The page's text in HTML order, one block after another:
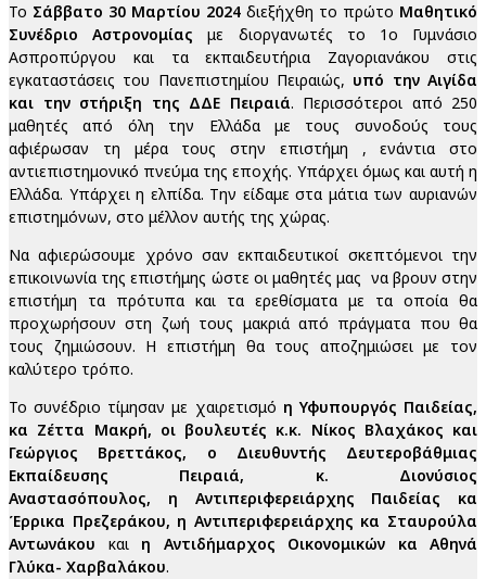
Το Σάββατο 30 Μαρτίου 2024 διεξήχθη το πρώτο Μαθητικό
Συνέδριο Αστρονομίας με διοργανωτές το 1ο Γυμνάσιο
Ασπροπύργου και τα εκπαιδευτήρια Ζαγοριανάκου στις
εγκαταστάσεις του Πανεπιστημίου Πειραιώς, υπό την Αιγίδα
και την στήριξη της ΔΔΕ Πειραιά. Περισσότεροι από 250
μαθητές από όλη την Ελλάδα με τους συνοδούς τους
αφιέρωσαν τη μέρα τους στην επιστήμη , ενάντια στο
αντιεπιστημονικό πνεύμα της εποχής. Υπάρχει όμως και αυτή η
Ελλάδα. Υπάρχει η ελπίδα. Την είδαμε στα μάτια των αυριανών
επιστημόνων, στο μέλλον αυτής της χώρας.
Να αφιερώσουμε χρόνο σαν εκπαιδευτικοί σκεπτόμενοι την
επικοινωνία της επιστήμης ώστε οι μαθητές μας να βρουν στην
επιστήμη τα πρότυπα και τα ερεθίσματα με τα οποία θα
προχωρήσουν στη ζωή τους μακριά από πράγματα που θα
τους ζημιώσουν. Η επιστήμη θα τους αποζημιώσει με τον
καλύτερο τρόπο.
Το συνέδριο τίμησαν με χαιρετισμό η Υφυπουργός Παιδείας,
κα Ζέττα Μακρή, οι βουλευτές κ.κ. Νίκος Βλαχάκος και
Γεώργιος Βρεττάκος, ο Διευθυντής Δευτεροβάθμιας
Εκπαίδευσης Πειραιά, κ. Διονύσιος
Αναστασόπουλος, η Αντιπεριφερειάρχης Παιδείας κα
Έρρικα Πρεζεράκου, η Αντιπεριφερειάρχης κα Σταυρούλα
Αντωνάκου και η Αντιδήμαρχος Οικονομικών κα Αθηνά
Γλύκα- Χαρβαλάκου.